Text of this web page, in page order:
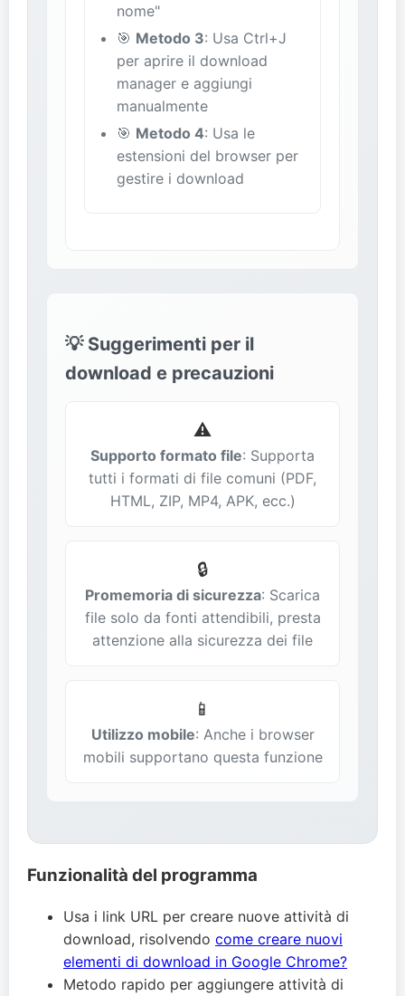
nome"
🎯 Metodo 3: Usa Ctrl+J
per aprire il download
manager e aggiungi
manualmente
🎯 Metodo 4: Usa le
estensioni del browser per
gestire i download
💡 Suggerimenti per il
download e precauzioni
⚠️
Supporto formato file: Supporta
tutti i formati di file comuni (PDF,
HTML, ZIP, MP4, APK, ecc.)
🔒
Promemoria di sicurezza: Scarica
file solo da fonti attendibili, presta
attenzione alla sicurezza dei file
📱
Utilizzo mobile: Anche i browser
mobili supportano questa funzione
Funzionalità del programma
Usa i link URL per creare nuove attività di
download, risolvendo come creare nuovi
elementi di download in Google Chrome?
Metodo rapido per aggiungere attività di